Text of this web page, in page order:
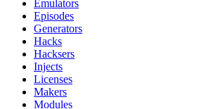
Emulators
Episodes
Generators
Hacks
Hacksers
Injects
Licenses
Makers
Modules